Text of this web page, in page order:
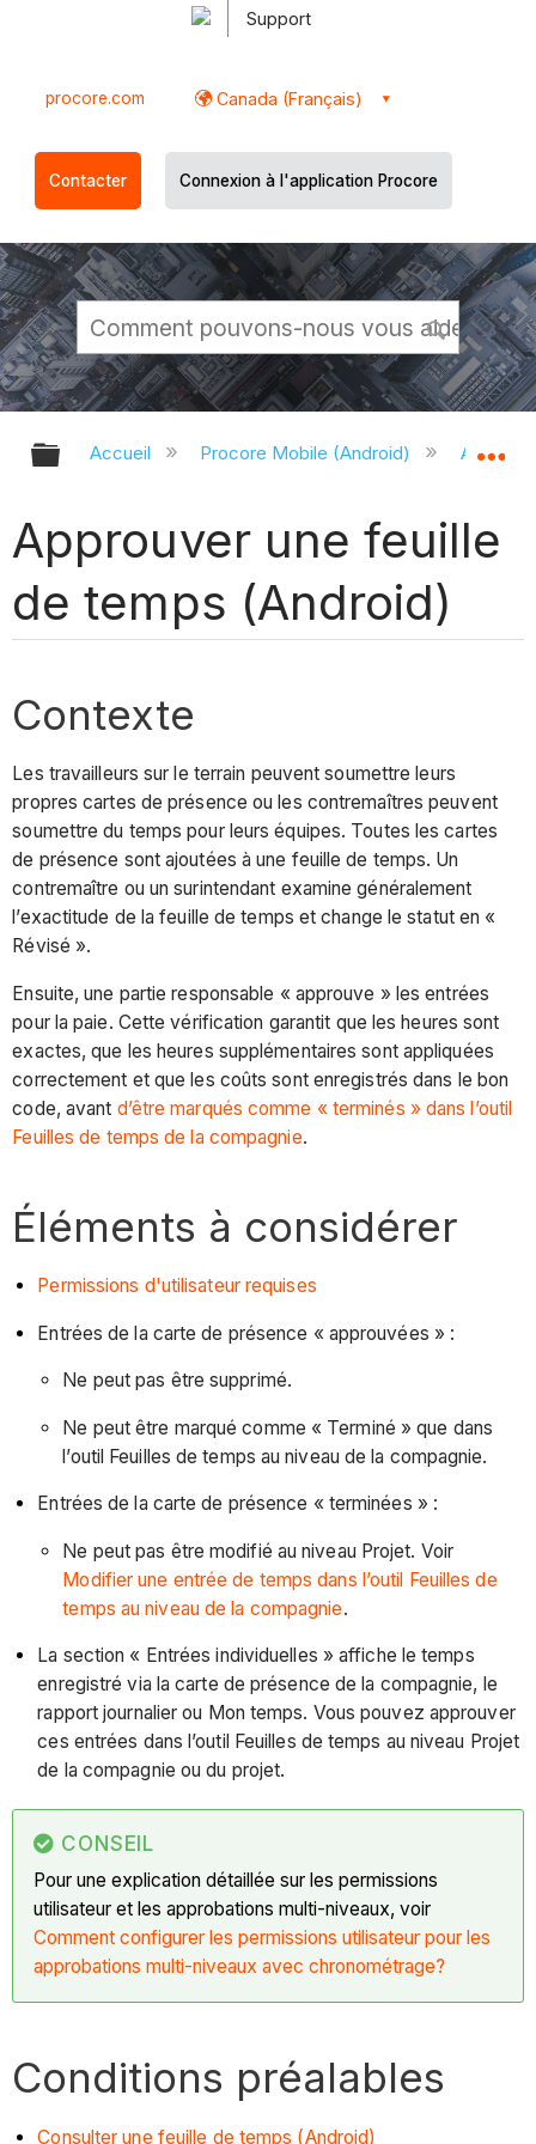
Support
procore.com Canada (Français)
Contacter Connexion à l'application Procore
Développer/réduire la hiérarchie
Accueil Procore Mobile (Android)
Approuver une feuille
de temps (Android)
Contexte
Les travailleurs sur le terrain peuvent soumettre leurs
propres cartes de présence ou les contremaîtres peuvent
soumettre du temps pour leurs équipes. Toutes les cartes
de présence sont ajoutées à une feuille de temps. Un
contremaître ou un surintendant examine généralement
l’exactitude de la feuille de temps et change le statut en «
Révisé ».
Ensuite, une partie responsable « approuve » les entrées
pour la paie. Cette vérification garantit que les heures sont
exactes, que les heures supplémentaires sont appliquées
correctement et que les coûts sont enregistrés dans le bon
code, avant d’être marqués comme « terminés » dans l’outil
Feuilles de temps de la compagnie.
Éléments à considérer
Permissions d'utilisateur requises
Entrées de la carte de présence « approuvées » :
Ne peut pas être supprimé.
Ne peut être marqué comme « Terminé » que dans
l’outil Feuilles de temps au niveau de la compagnie.
Entrées de la carte de présence « terminées » :
Ne peut pas être modifié au niveau Projet. Voir
Modifier une entrée de temps dans l’outil Feuilles de
temps au niveau de la compagnie.
La section « Entrées individuelles » affiche le temps
enregistré via la carte de présence de la compagnie, le
rapport journalier ou Mon temps. Vous pouvez approuver
ces entrées dans l’outil Feuilles de temps au niveau Projet
de la compagnie ou du projet.
CONSEIL
Pour une explication détaillée sur les permissions
utilisateur et les approbations multi-niveaux, voir
Comment configurer les permissions utilisateur pour les
approbations multi-niveaux avec chronométrage?
Conditions préalables
Consulter une feuille de temps (Android)